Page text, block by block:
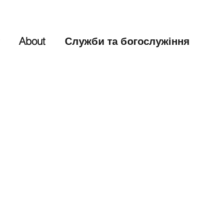
About Служби та богослужіння